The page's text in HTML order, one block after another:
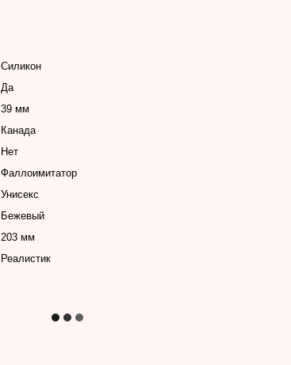
Силикон
Да
39 мм
Канада
Нет
Фаллоимитатор
Унисекс
Бежевый
203 мм
Реалистик